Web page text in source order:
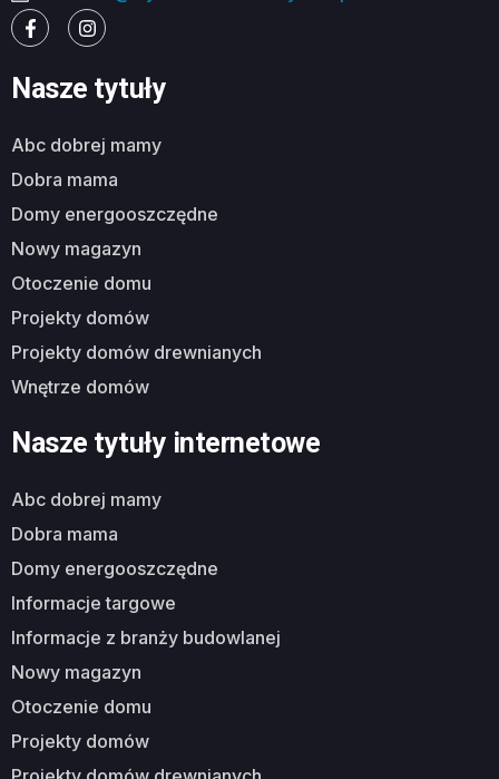
Nasze tytuły
abc dobrej mamy
dobra mama
domy energooszczędne
nowy magazyn
otoczenie domu
projekty domów
projekty domów drewnianych
wnętrze domów
Nasze tytuły internetowe
abc dobrej mamy
dobra mama
domy energooszczędne
informacje targowe
informacje z branży budowlanej
nowy magazyn
otoczenie domu
projekty domów